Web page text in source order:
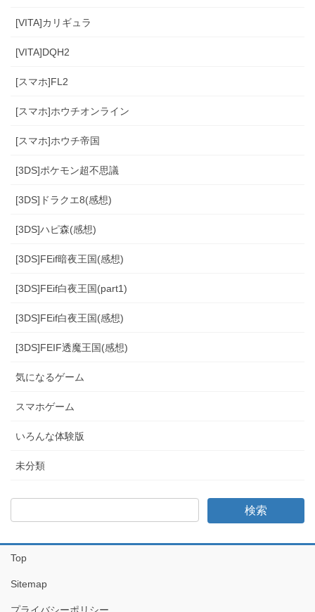
[VITA]カリギュラ
[VITA]DQH2
[スマホ]FL2
[スマホ]ホウチオンライン
[スマホ]ホウチ帝国
[3DS]ポケモン超不思議
[3DS]ドラクエ8(感想)
[3DS]ハピ森(感想)
[3DS]FEif暗夜王国(感想)
[3DS]FEif白夜王国(part1)
[3DS]FEif白夜王国(感想)
[3DS]FEIF透魔王国(感想)
気になるゲーム
スマホゲーム
いろんな体験版
未分類
Top
Sitemap